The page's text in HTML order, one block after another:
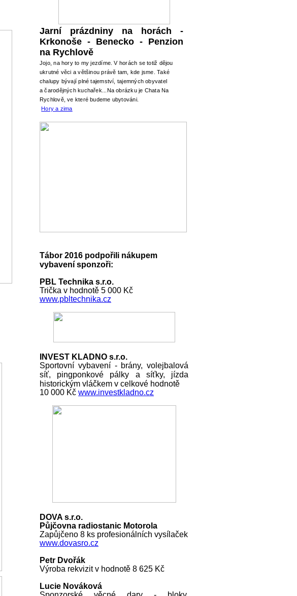
Jarní prázdniny na horách -
Krkonoše - Benecko - Penzion
na Rychlově
Jojo, na hory to my jezdíme. V horách se totiž dějou
ukrutné věci a většinou právě tam, kde jsme. Také
chalupy bývají plné tajemství, tajemných obyvatel
a čarodějných kuchařek...Na obrázku je Chata Na
Rychlově, ve které budeme ubytováni.
Hory a zima
Tábor 2016 podpořili nákupem
vybavení sponzoři:
PBL Technika s.r.o.
Trička v hodnotě 5 000 Kč
www.pbltechnika.cz
INVEST KLADNO s.r.o.
Sportovní vybavení - brány, volejbalová
síť, pingponkové pálky a síťky, jízda
historickým vláčkem v celkové hodnotě
10 000 Kč www.investkladno.cz
DOVA s.r.o.
Půjčovna radiostanic Motorola
Zapůjčeno 8 ks profesionálních vysílaček
www.dovasro.cz
Petr Dvořák
Výroba rekvizit v hodnotě 8 625 Kč
Lucie Nováková